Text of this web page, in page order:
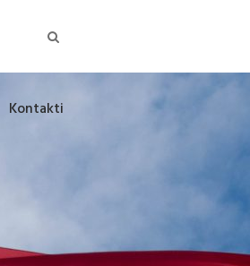
Kontakti